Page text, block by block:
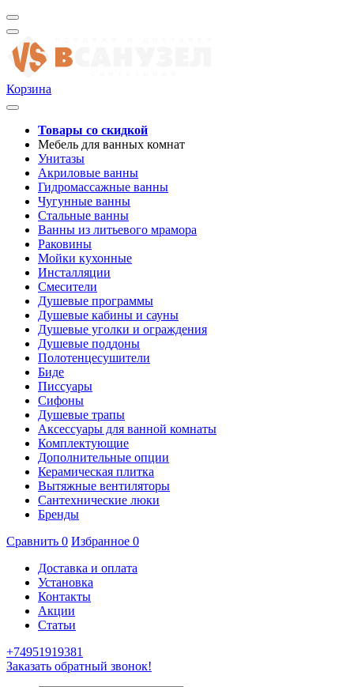
Корзина
Товары со скидкой
Мебель для ванных комнат
Унитазы
Акриловые ванны
Гидромассажные ванны
Чугунные ванны
Стальные ванны
Ванны из литьевого мрамора
Раковины
Мойки кухонные
Инсталляции
Смесители
Душевые программы
Душевые кабины и сауны
Душевые уголки и ограждения
Душевые поддоны
Полотенцесушители
Биде
Писсуары
Сифоны
Душевые трапы
Аксессуары для ванной комнаты
Комплектующие
Дополнительные опции
Керамическая плитка
Вытяжные вентиляторы
Сантехнические люки
Бренды
Сравнить 0 Избранное 0
Доставка и оплата
Установка
Контакты
Акции
Статьи
+74951919381
Заказать обратный звонок!